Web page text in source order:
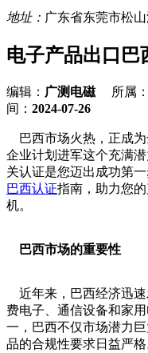
地址： 广东省东莞市松
电子产品出口巴
编辑： 广测电磁所属：
间： 2024-07-26
巴西市场火热，正成为
企业计划进军这个充满
关认证是您迈出成功第
巴西认证指南，助力您
机。
巴西市场的重要性
近年来，巴西经济迅速
费电子、通信设备和家
一，巴西不仅市场潜力
品的合规性要求日益严格